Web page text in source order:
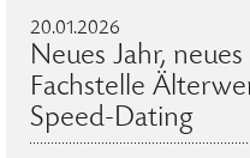
20.01.2026
Neues Jahr, neues
Fachstelle
Speed-Dating